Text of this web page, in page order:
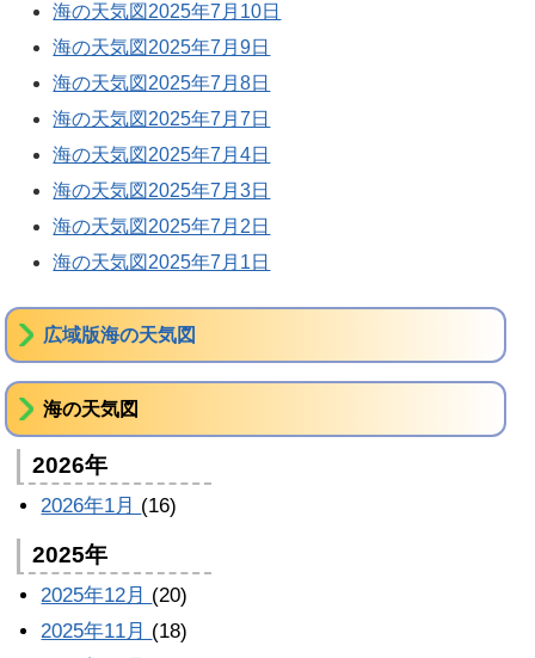
海の天気図2025年7月10日
海の天気図2025年7月9日
海の天気図2025年7月8日
海の天気図2025年7月7日
海の天気図2025年7月4日
海の天気図2025年7月3日
海の天気図2025年7月2日
海の天気図2025年7月1日
広域版海の天気図
海の天気図
2026年
2026年1月 (16)
2025年
2025年12月 (20)
2025年11月 (18)